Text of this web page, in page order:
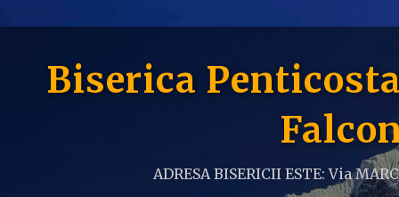
Biserica
ADRESA BISERICII ESTE: Via